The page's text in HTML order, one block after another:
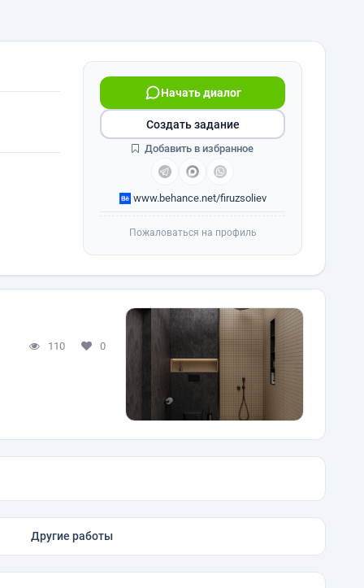
Начать диалог
www.behance.net/firuzsoliev
Создать задание
Добавить в избранное
Пожаловаться на профиль
110 0
Другие работы